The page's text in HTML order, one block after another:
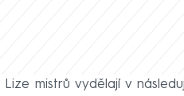
Lize mistrů vydělají v